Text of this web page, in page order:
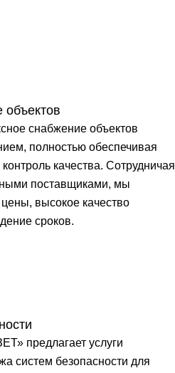
объектов
снабжение объектов
полностью обеспечивая
качества. Сотрудничая
поставщиками, мы
высокое качество
сроков.
предлагает услуги
систем безопасности для